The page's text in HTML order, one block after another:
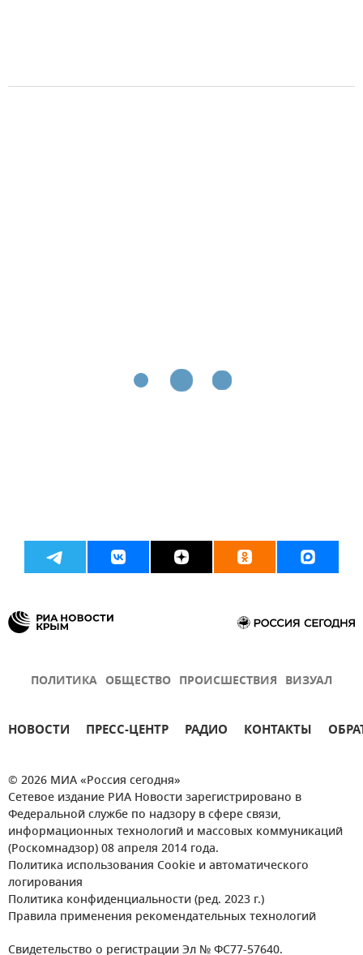
ПОЛИТИКА ОБЩЕСТВО ПРОИСШЕСТВИЯ ВИЗУАЛ
НОВОСТИ ПРЕСС-ЦЕНТР РАДИО КОНТАКТЫ
© 2026 МИА «Россия сегодня»
Сетевое издание РИА Новости зарегистрировано в
Федеральной службе по надзору в сфере связи,
информационных технологий и массовых коммуникаций
(Роскомнадзор) 08 апреля 2014 года.
Политика использования Cookie и автоматического
логирования
Политика конфиденциальности (ред. 2023 г.)
Правила применения рекомендательных технологий
Свидетельство о регистрации Эл № ФС77-57640.